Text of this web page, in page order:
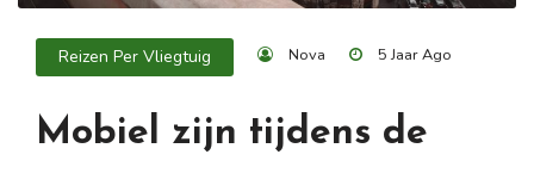
Reizen Per Vliegtuig Nova 5 Jaar Ago
Mobiel zijn tijdens de